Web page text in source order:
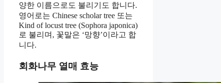
양한 이름으로도 불리기도 합니다.
영어로는 Chinese scholar tree 또는
Kind of locust tree (Sophora japonica)
로 불리며, 꽃말은 ‘망향’이라고 합
니다.
회화나무 열매 효능